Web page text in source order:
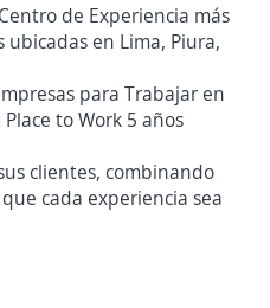
de Experiencia más
ubicadas en Lima, Piura,
para Trabajar en
to Work 5 años
clientes, combinando
cada experiencia sea